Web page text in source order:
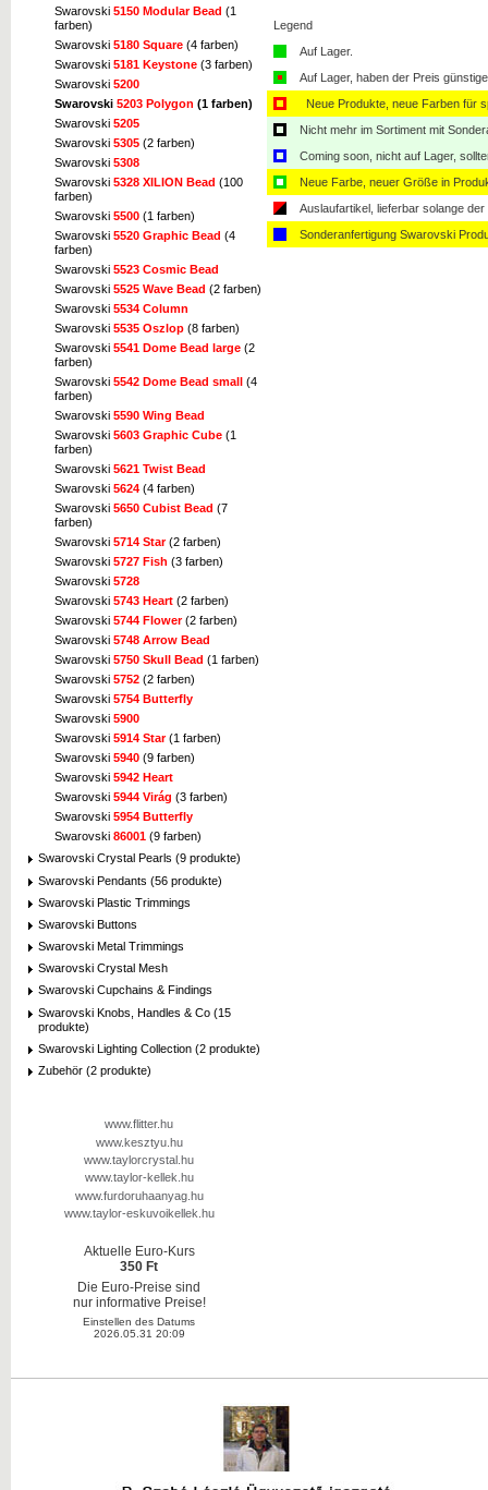
Swarovski 5150 Modular Bead (1
farben)
Swarovski 5180 Square (4 farben)
Swarovski 5181 Keystone (3 farben)
Swarovski 5200
Swarovski 5203 Polygon (1 farben)
Swarovski 5205
Swarovski 5305 (2 farben)
Swarovski 5308
Swarovski 5328 XILION Bead (100
farben)
Swarovski 5500 (1 farben)
Swarovski 5520 Graphic Bead (4
farben)
Swarovski 5523 Cosmic Bead
Swarovski 5525 Wave Bead (2 farben)
Swarovski 5534 Column
Swarovski 5535 Oszlop (8 farben)
Swarovski 5541 Dome Bead large (2
farben)
Swarovski 5542 Dome Bead small (4
farben)
Swarovski 5590 Wing Bead
Swarovski 5603 Graphic Cube (1
farben)
Swarovski 5621 Twist Bead
Swarovski 5624 (4 farben)
Swarovski 5650 Cubist Bead (7
farben)
Swarovski 5714 Star(2 farben)
Swarovski 5727 Fish (3 farben)
Swarovski 5728
Swarovski 5743 Heart (2 farben)
Swarovski 5744 Flower(2 farben)
Swarovski 5748 Arrow Bead
Swarovski 5750 Skull Bead (1 farben)
Swarovski 5752 (2 farben)
Swarovski 5754 Butterfly
Swarovski 5900
Swarovski 5914 Star(1 farben)
Swarovski 5940 (9 farben)
Swarovski 5942 Heart
Swarovski 5944 Virág (3 farben)
Swarovski 5954 Butterfly
Swarovski 86001 (9 farben)
Swarovski Crystal Pearls (9 produkte)
Swarovski Pendants (56 produkte)
Swarovski Plastic Trimmings
Swarovski Buttons
Swarovski Metal Trimmings
Swarovski Crystal Mesh
Swarovski Cupchains & Findings
Swarovski Knobs, Handles & Co (15
produkte)
Swarovski Lighting Collection (2 produkte)
Zubehör (2 produkte)
www.flitter.hu
www.kesztyu.hu
www.taylorcrystal.hu
www.taylor-kellek.hu
www.furdoruhaanyag.hu
www.taylor-eskuvoikellek.hu
Aktuelle Euro-Kurs
350 Ft
Die Euro-Preise sind
nur informative Preise!
Einstellen des Datums
2026.05.31 20:09
Legend
Auf Lager.
Auf Lager, haben der Preis
Neue Produkte, neue Farben für
Nicht mehr im Sortiment mit
Coming soon, nicht auf Lager,
Neue Farbe, neuer Größe in
Auslaufartikel, lieferbar solange der
Sonderanfertigung Swarovski